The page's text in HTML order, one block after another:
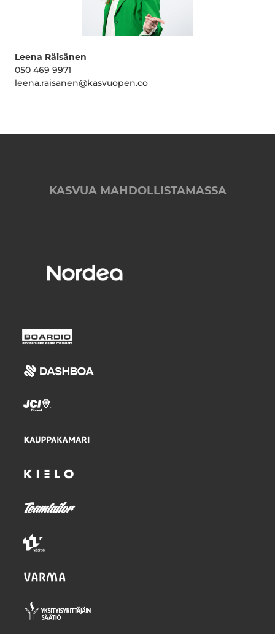
Leena Räisänen
050 469 9971
leena.raisanen@kasvuopen.co
KASVUA MAHDOLLISTAMASSA